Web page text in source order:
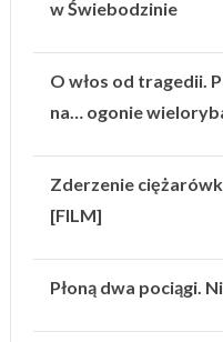
w Świebodzinie
O włos od tragedii.
na… ogonie
Zderzenie
[FILM]
Płoną dwa pociągi.